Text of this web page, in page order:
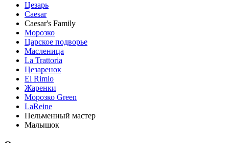
Цезарь
Caesar
Caesar's Family
Морозко
Царское подворье
Масленица
La Trattoria
Цезаренок
El Rimio
Жаренки
Морозко Green
LaReine
Пельменный мастер
Малышок